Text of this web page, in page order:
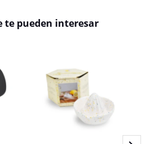
te pueden interesar